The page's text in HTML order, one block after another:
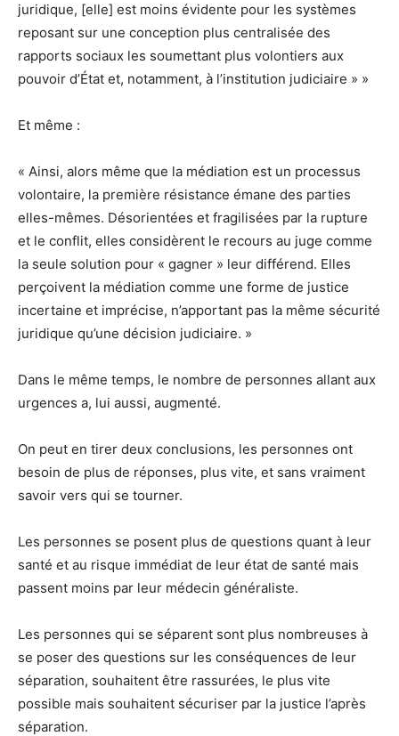
juridique, [elle] est moins évidente pour les systèmes
reposant sur une conception plus centralisée des
rapports sociaux les soumettant plus volontiers aux
pouvoir d’État et, notamment, à l’institution judiciaire » »
Et même :
« Ainsi, alors même que la médiation est un processus
volontaire, la première résistance émane des parties
elles-mêmes. Désorientées et fragilisées par la rupture
et le conflit, elles considèrent le recours au juge comme
la seule solution pour « gagner » leur différend. Elles
perçoivent la médiation comme une forme de justice
incertaine et imprécise, n’apportant pas la même sécurité
juridique qu’une décision judiciaire. »
Dans le même temps, le nombre de personnes allant aux
urgences a, lui aussi, augmenté.
On peut en tirer deux conclusions, les personnes ont
besoin de plus de réponses, plus vite, et sans vraiment
savoir vers qui se tourner.
Les personnes se posent plus de questions quant à leur
santé et au risque immédiat de leur état de santé mais
passent moins par leur médecin généraliste.
Les personnes qui se séparent sont plus nombreuses à
se poser des questions sur les conséquences de leur
séparation, souhaitent être rassurées, le plus vite
possible mais souhaitent sécuriser par la justice l’après
séparation.